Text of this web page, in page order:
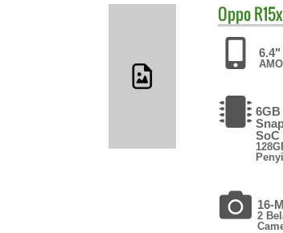
OppoR15x
6.4"
6GB
SoC
16-
2